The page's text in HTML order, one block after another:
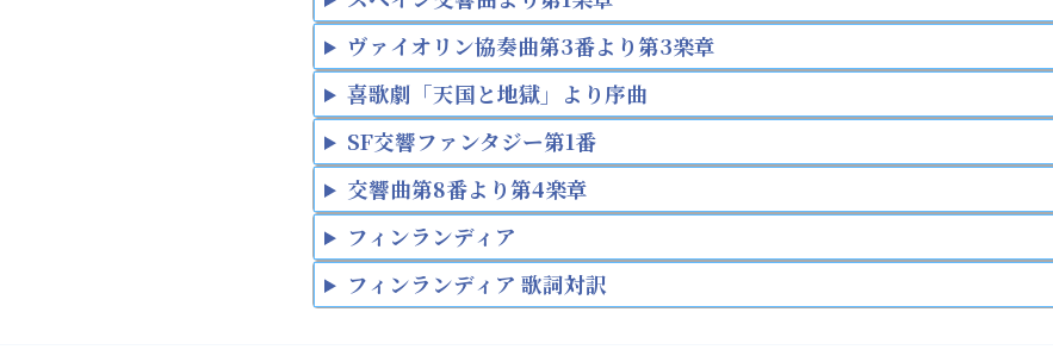
ヴァイオリン協奏曲第3番より第3楽章
喜歌劇「天国と地獄」より序曲
SF交響ファンタジー第1番
交響曲第8番より第4楽章
フィンランディア
フィンランディア 歌詞対訳